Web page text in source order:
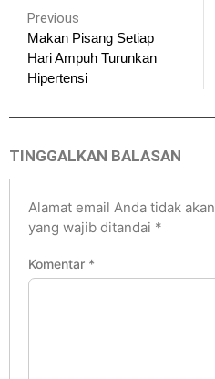
Previous
Makan Pisang Setiap
Hari Ampuh Turunkan
Hipertensi
TINGGALKAN BALASAN
Alamat email Anda tidak
yang wajib ditandai *
Komentar *